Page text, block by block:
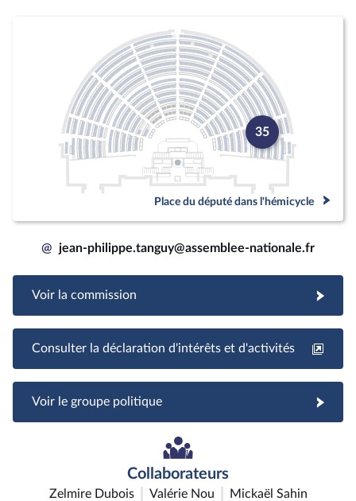
35
Place du député dans l'hémicycle
@ jean-philippe.tanguy@assemblee-nationale.fr
Voir la commission
Consulter la déclaration d'intérêts et d'activités
Voir le groupe politique
Collaborateurs
Zelmire Dubois Valérie Nou
Mickaël Sahin